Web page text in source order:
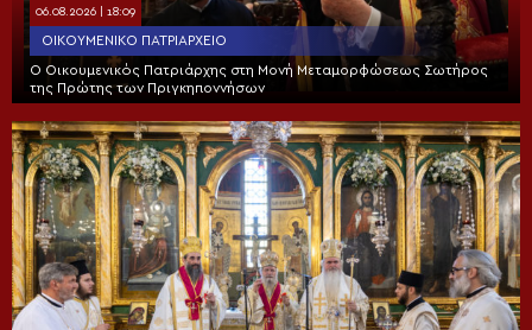
06.08.2026 | 18:09
ΟΙΚΟΥΜΕΝΙΚΌ ΠΑΤΡΙΑΡΧΕΊΟ
Ο Οικουμενικός Πατριάρχης στη Μονή Μεταμορφώσεως Σωτήρος
της Πρώτης των Πριγκηποννήσων